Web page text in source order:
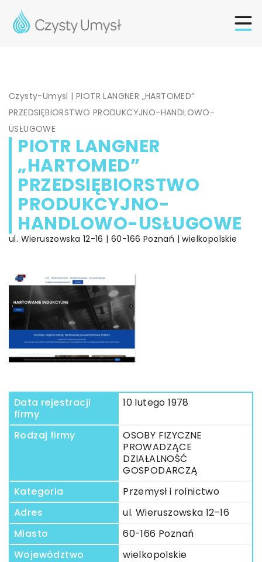
Czysty-Umysl |PIOTR LANGNER „HARTOMED”
PRZEDSIĘBIORSTWO PRODUKCYJNO-HANDLOWO-
USŁUGOWE
PIOTR LANGNER
„HARTOMED”
PRZEDSIĘBIORSTWO
PRODUKCYJNO-
HANDLOWO-USŁUGOWE
ul. Wieruszowska 12-16 | 60-166 Poznań | wielkopolskie
Data rejestracji
firmy
10 lutego 1978
Rodzaj firmy
OSOBY FIZYCZNE
PROWADZĄCE
DZIAŁALNOŚĆ
GOSPODARCZĄ
Kategoria
Przemysł i rolnictwo
Adres
ul. Wieruszowska 12-16
Miasto
60-166 Poznań
Województwo
wielkopolskie